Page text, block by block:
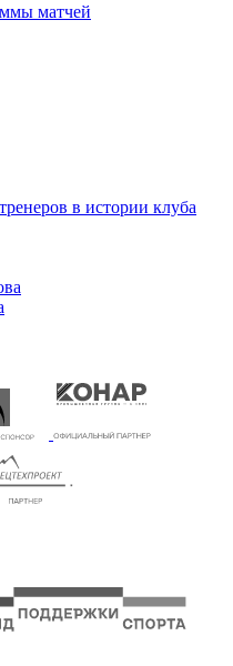
матчей
в истории клуба